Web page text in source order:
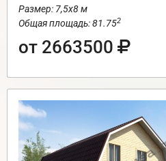
Размер: 7,5х8 м
Общая площадь: 81.752
от 2663500